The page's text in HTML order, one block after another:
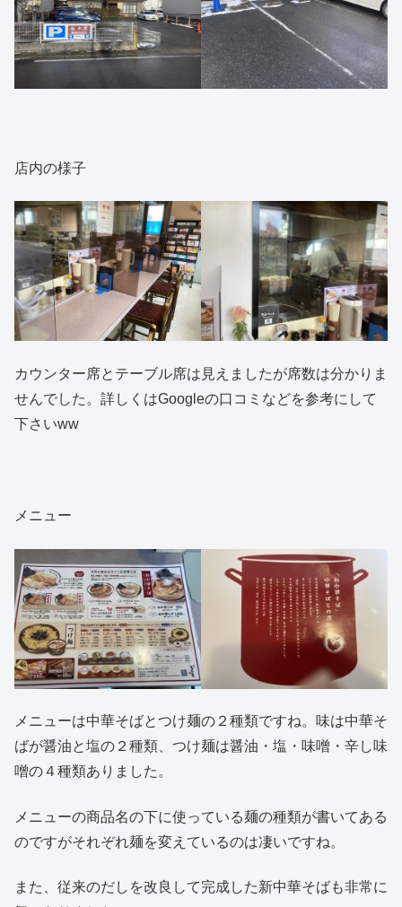
店内の様子
カウンター席とテーブル席は見えましたが席数は分かりま
せんでした。詳しくはGoogleの口コミなどを参考にして
下さいww
メニュー
メニューは中華そばとつけ麺の２種類ですね。味は中華そ
ばが醤油と塩の２種類、つけ麺は醤油・塩・味噌・辛し味
噌の４種類ありました。
メニューの商品名の下に使っている麺の種類が書いてある
のですがそれぞれ麺を変えているのは凄いですね。
また、従来のだしを改良して完成した新中華そばも非常に